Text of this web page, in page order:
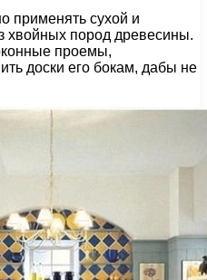
применять сухой и
хвойных пород древесины.
проемы,
доски его бокам, дабы не